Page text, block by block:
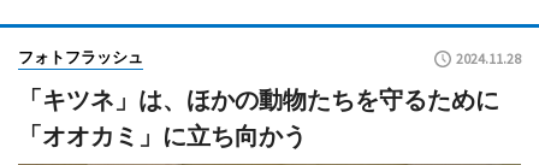
フォトフラッシュ 2024.11.28
「キツネ」は、ほかの動物たちを守るために
「オオカミ」に立ち向かう